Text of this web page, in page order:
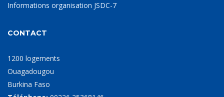
Informations organisation JSDC-7
CONTACT
1200 logements
Ouagadougou
Burkina Faso